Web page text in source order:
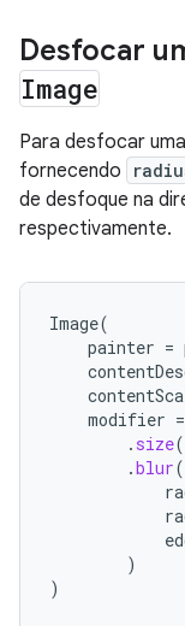
Desfocar
Image
Para desfocar
fornecendo
de desfoque na
respectivamente.
Image(
painter =
modifier =
. size(
.blur(
)
)